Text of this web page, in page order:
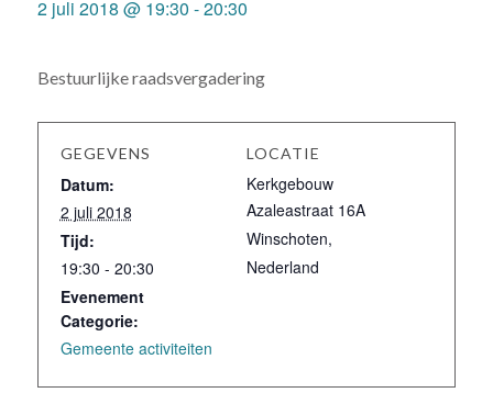
2 juli 2018 @ 19:30 -20:30
Bestuurlijke raadsvergadering
GEGEVENS
Datum:
2 juli 2018
Tijd:
19:30 - 20:30
Evenement
Categorie:
Gemeente activiteiten
LOCATIE
Kerkgebouw
Azaleastraat 16A
Winschoten,
Nederland